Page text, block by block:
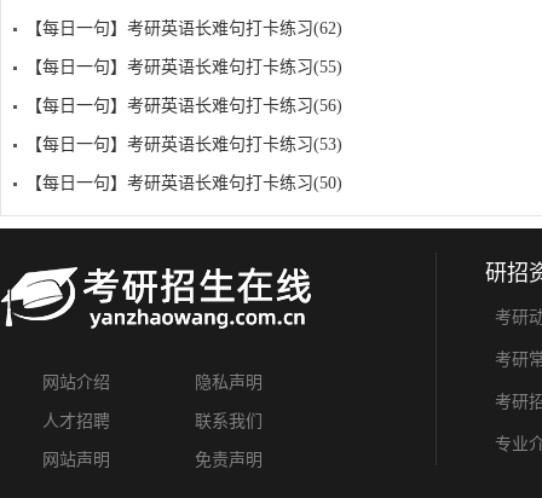
【每日一句】考研英语长难句打卡练习(62)
【每日一句】考研英语长难句打卡练习(55)
【每日一句】考研英语长难句打卡练习(56)
【每日一句】考研英语长难句打卡练习(53)
【每日一句】考研英语长难句打卡练习(50)
网站介绍 隐私声明
人才招聘 联系我们
网站声明 免责声明
研招
考研
考研
考研
专业